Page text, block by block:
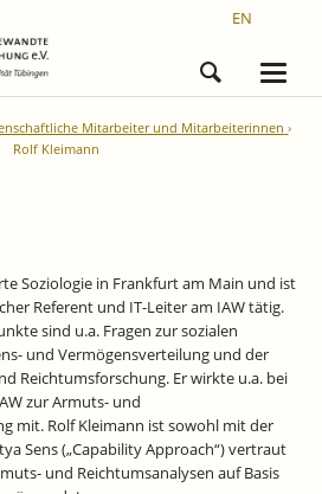
EN
Mitarbeiter und Mitarbeiterinnen
Rolf Kleimann
Soziologie in Frankfurt am Main und ist
Referent und IT-Leiter am IAW tätig.
sind u.a. Fragen zur sozialen
und Vermögensverteilung und der
Reichtumsforschung. Er wirkte u.a. bei
zur Armuts- und
mit. Rolf Kleimann ist sowohl mit der
Sens („Capability Approach“) vertraut
und Reichtumsanalysen auf Basis